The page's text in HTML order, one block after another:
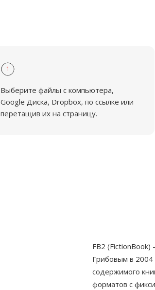
1
Выберите файлы с компьютера,
Google Диска, Dropbox, по ссылке или
перетащив их на страницу.
FB2
Грибовым в 2004
содержимого
форматов с